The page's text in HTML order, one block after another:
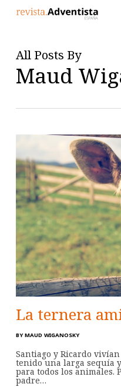
contentAll Posts By
Maud
La ternera
BY MAUD WIGANOSKY
Santiago y Ricardo
tenido una larga sequía
para todos los animales.
padre…